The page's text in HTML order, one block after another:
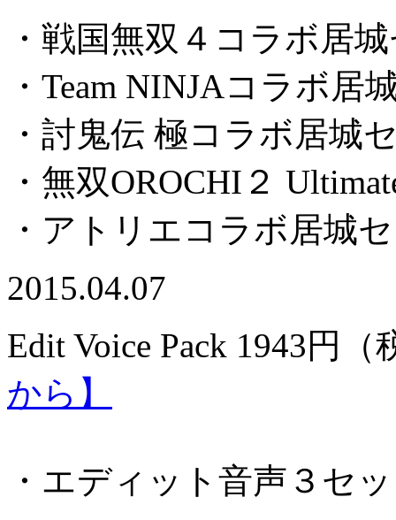
・戦国無双４コラボ居
・Team NINJAコラボ居
・討鬼伝 極コラボ居城
・無双OROCHI２
・アトリエコラボ居城
2015.04.07
Edit Voice Pack 1943円（
から】
・エディット音声３セ